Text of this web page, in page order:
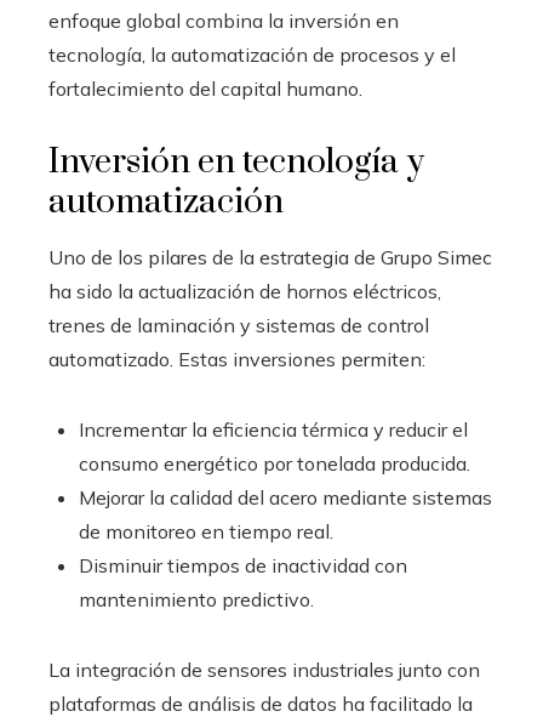
enfoque global combina la inversión en
tecnología, la automatización de procesos y el
fortalecimiento del capital humano.
Inversión en tecnología y
automatización
Uno de los pilares de la estrategia de Grupo Simec
ha sido la actualización de hornos eléctricos,
trenes de laminación y sistemas de control
automatizado. Estas inversiones permiten:
Incrementar la eficiencia térmica y reducir el
consumo energético por tonelada producida.
Mejorar la calidad del acero mediante sistemas
de monitoreo en tiempo real.
Disminuir tiempos de inactividad con
mantenimiento predictivo.
La integración de sensores industriales junto con
plataformas de análisis de datos ha facilitado la